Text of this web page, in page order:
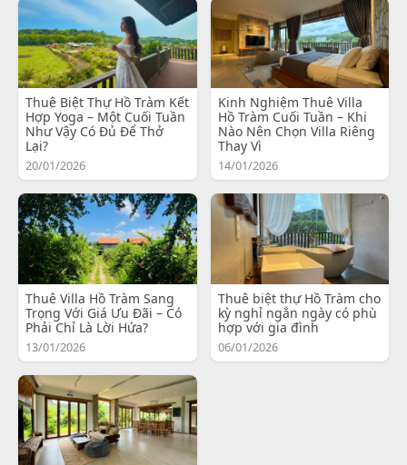
Thuê Biệt Thự Hồ Tràm Kết
Hợp Yoga – Một Cuối Tuần
Như Vậy Có Đủ Để Thở
Lại?
20/01/2026
Kinh Nghiệm Thuê Villa
Hồ Tràm Cuối Tuần – Khi
Nào Nên Chọn Villa Riêng
Thay Vì
14/01/2026
Thuê Villa Hồ Tràm Sang
Trọng Với Giá Ưu Đãi – Có
Phải Chỉ Là Lời Hứa?
13/01/2026
Thuê biệt thự Hồ Tràm cho
kỳ nghỉ ngắn ngày có phù
hợp với gia đình
06/01/2026